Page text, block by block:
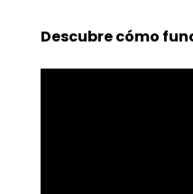
Descubre cómo